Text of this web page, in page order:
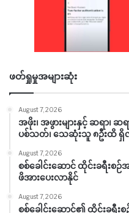
ဖတ်ရှုမှုအများဆုံး
August 7, 2026
အဖိုး၊ အဖွားများနှင့် ဆရာ၊
ပစ်သတ်၊ သေဆုံးသူ ၈ဦးထိ ရှိ
August 7, 2026
စစ်ခေါင်းဆောင် ထိုင်းခရီးစ
ဖိအားပေးလာနိုင်
August 7, 2026
စစ်ခေါင်းဆောင်၏ ထိုင်းခရီး